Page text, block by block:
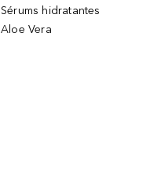
Sérums hidratantes
Aloe Vera